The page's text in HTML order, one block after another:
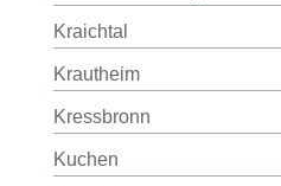
Kraichtal
Krautheim
Kressbronn
Kuchen